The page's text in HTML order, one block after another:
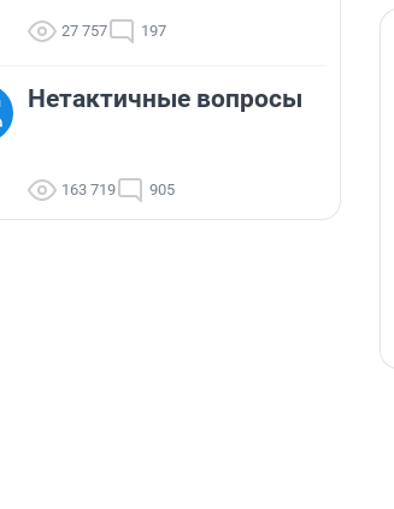
27 757 197
Нетактичные вопросы
163 719 905